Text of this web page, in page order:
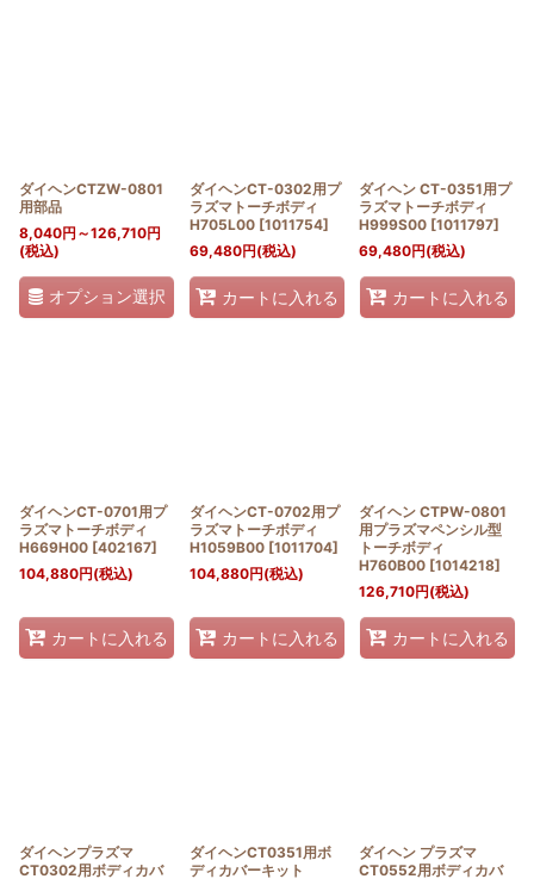
ダイヘンCTZW-0801
用部品
8,040円 ～126,710円
(税込)
オプション選択
ダイヘンCT-0302用プ
ラズマトーチボディ
H705L00 [1011754]
69,480円(税込)
カートに入れる
ダイヘン CT-0351用プ
ラズマトーチボディ
H999S00 [1011797]
69,480円(税込)
カートに入れる
ダイヘンCT-0701用プ
ラズマトーチボディ
H669H00 [402167]
104,880円(税込)
カートに入れる
ダイヘンCT-0702用プ
ラズマトーチボディ
H1059B00 [1011704]
104,880円(税込)
カートに入れる
ダイヘン CTPW-0801
用プラズマペンシル型
トーチボディ
H760B00 [1014218]
126,710円(税込)
カートに入れる
ダイヘンプラズマ
CT0302用ボディカバ
ダイヘンCT0351用ボ
ディカバーキット
ダイヘン プラズマ
CT0552用ボディカバ